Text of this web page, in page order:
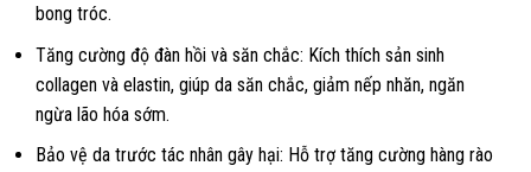
bong tróc.
Tăng cường độ đàn hồi và săn chắc: Kích thích sản sinh
collagen và elastin, giúp da săn chắc, giảm nếp nhăn, ngăn
ngừa lão hóa sớm.
Bảo vệ da trước tác nhân gây hại: Hỗ trợ tăng cường hàng rào